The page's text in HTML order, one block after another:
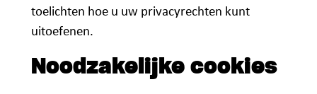
toelichten hoe u uw privacyrechten kunt
uitoefenen.
Noodzakelijke cookies